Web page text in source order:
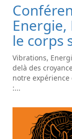
Energie,
le corps
Vibrations,
delà des
notre expérience
:...